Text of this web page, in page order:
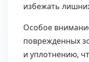
избежать
Особое
поврежденных
и уплотнению,